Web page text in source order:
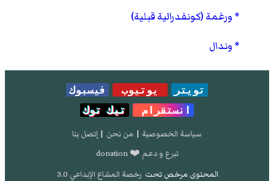
ورغمة (كونفدرالية قبلية)
وندال
تويتر يوتيوب
فيسبوك
انستقرام
تيك توك
سياسة الخصوصية | من نحن | إتصل بنا
تبرع و دعم ❤️ donation
المحتوى مرخص تحت رخصة المشاع الإبداعي 3.0